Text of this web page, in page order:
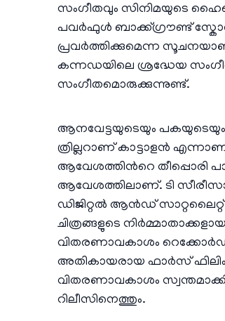
സംഗീതവും സിനിമയുടെ
പവർഫുൾ ബാക്ക്ഗ്രൗണ്ട്
പ്രവർത്തിക്കുമെന്ന
കന്നഡയിലെ ശ്രദ്ധേയ
സംഗീതമൊരുക്കുന്നുണ്ട്.
ആനവേട്ടയുടെയും
ത്രില്ലറാണ് കാട്ടാളൻ
ആവേശത്തിന്‍റെ തീപ്പൊരി
ആവേശത്തിലാണ്. ടി
ഡിജിറ്റൽ ആൻഡ് സാറ്റലൈറ്റ്
ചിത്രങ്ങളുടെ
വിതരണാവകാശം റെക്കോർഡ്
അതികായരായ ഫാർസ്
വിതരണാവകാശം
റിലീസിനെത്തും.